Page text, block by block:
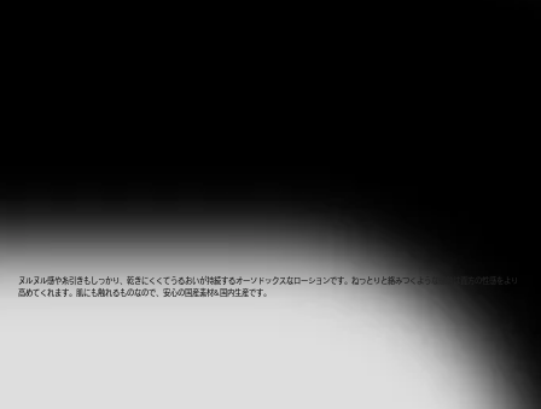
ヌルヌル感や糸引きもしっかり、乾きにくくてうるおいが持続するオーソドックスなローションです。ねっとりと絡みつくような感触は貴方の性感をより
高めてくれます。肌にも触れるものなので、安心の国産素材&国内生産です。